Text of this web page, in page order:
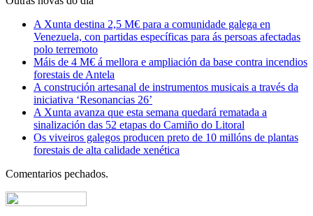
A Xunta destina 2,5 M€ para a comunidade galega en
Venezuela, con partidas específicas para ás persoas afectadas
polo terremoto
Máis de 4 M€ á mellora e ampliación da base contra incendios
forestais de Antela
A construción artesanal de instrumentos musicais a través da
iniciativa ‘Resonancias 26’
A Xunta avanza que esta semana quedará rematada a
sinalización das 52 etapas do Camiño do Litoral
Os viveiros galegos producen preto de 10 millóns de plantas
forestais de alta calidade xenética
Comentarios pechados.